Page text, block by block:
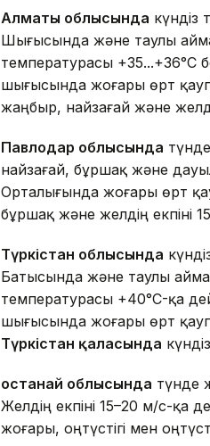
Алматы облысында күндіз
Шығысында және таулы
температурасы +35...+36°C
шығысында жоғары өрт
жаңбыр, найзағай және
Павлодар облысында
найзағай, бұршақ және
Орталығында жоғары өрт
бұршақ және желдің екпіні
Түркістан облысында
Батысында және таулы
температурасы +40°C-қа
шығысында жоғары өрт
Түркістан қаласында
Қостанай облысында түнде
Желдің екпіні 15–20 м/с-қа
жоғары, оңтүстігі мен